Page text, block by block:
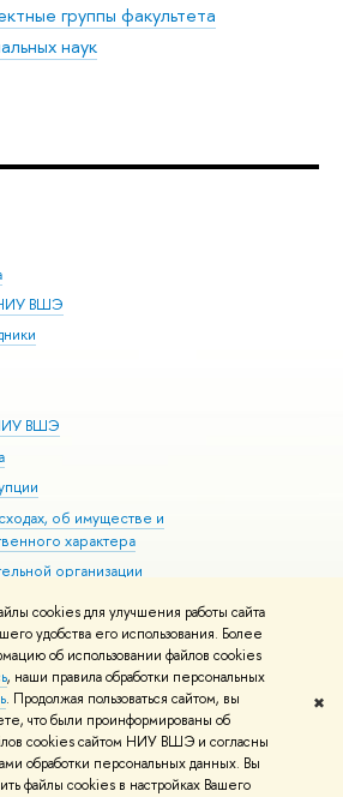
cookies для улучшения работы сайта
удобства его использования. Более
об использовании файлов cookies
, наши правила обработки персональных
. Продолжая пользоваться сайтом, вы
что были проинформированы об
cookies сайтом НИУ ВШЭ и согласны
обработки персональных данных. Вы
файлы cookies в настройках Вашего
✖
группы факультета
наук
НИУ ВШЭ
ВШЭ
об имуществе и
характера
организации
здоровья
Адреса и контакты Условия использования
Карта сайта
разработаны вШколе дизайна НИУ ВШЭ